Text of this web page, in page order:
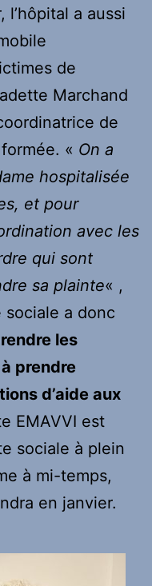
l’hôpital a aussi
de
Marchand
de
« On a
hospitalisée
et pour
avec les
qui sont
sa plainte« ,
sociale a donc
les
prendre
d’aide aux
EMAVVI est
sociale à plein
à mi-temps,
en janvier.